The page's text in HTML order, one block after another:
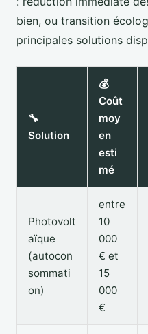
bien, ou transition
principales solutions
🔧
Solution
💰
Coût
moy
en
esti
mé
Photovolt
aïque
(autocon
sommati
on)
entre
10
000
€ et
15
000
€